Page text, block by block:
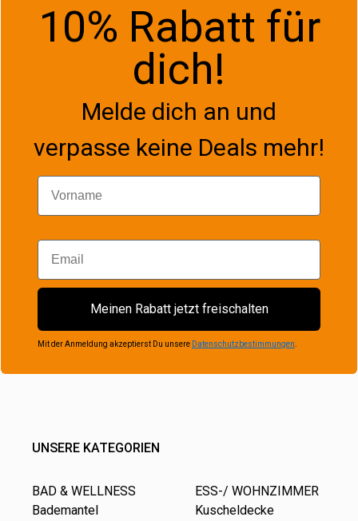
10% Rabatt für
dich!
Melde dich an und
verpasse keine Deals mehr!
Vorname
Email
Meinen Rabatt jetzt freischalten
Mit der Anmeldung akzeptierst Du unsere Datenschutzbestimmungen
UNSERE KATEGORIEN
BAD & WELLNESS
Bademantel
ESS-/ WOHNZIMMER
Kuscheldecke